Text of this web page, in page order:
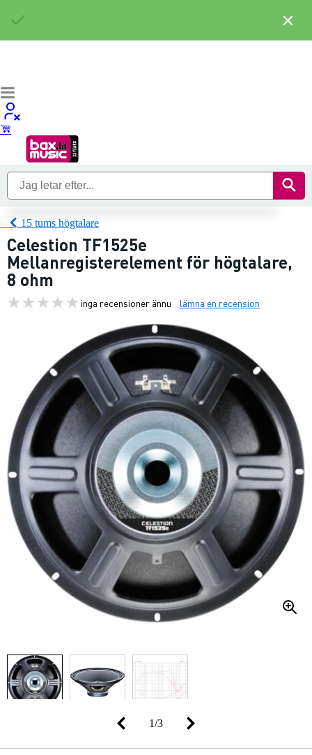
15 tums högtalare
Celestion TF1525e
Mellanregisterelement för högtalare,
8 ohm
inga recensioner ännu lämna en recension
1/3
×